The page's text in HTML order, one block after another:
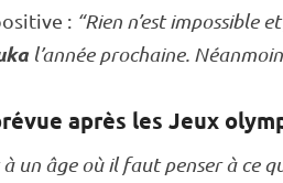
: “Rien n’est impossible
l’année prochaine.
après les Jeux
un âge où il faut penser à ce